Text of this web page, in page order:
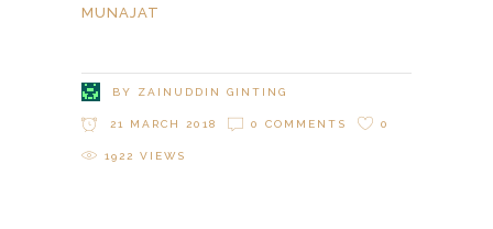
MUNAJAT
BY ZAINUDDIN GINTING
21 MARCH 2018 0 COMMENTS 0
1922 VIEWS